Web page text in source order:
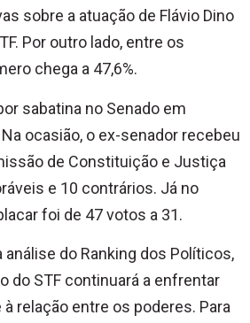
sobre a atuação de Flávio Dino
Por outro lado, entre os
chega a 47,6%.
sabatina no Senado em
ocasião, o ex-senador recebeu
de Constituição e Justiça
e 10 contrários. Já no
foi de 47 votos a 31.
análise do Ranking dos Políticos,
do STF continuará a enfrentar
relação entre os poderes. Para